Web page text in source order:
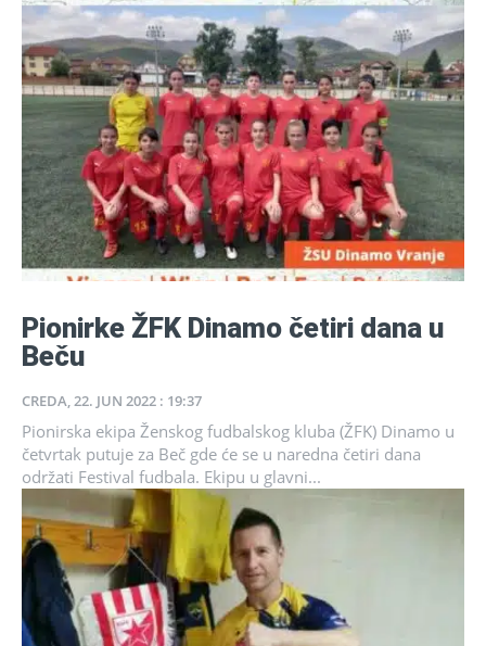
Pionirke ŽFK Dinamo četiri dana u
Beču
CREDA, 22. JUN 2022 : 19:37
Pionirska ekipa Ženskog fudbalskog kluba (ŽFK) Dinamo u
četvrtak putuje za Beč gde će se u naredna četiri dana
održati Festival fudbala. Ekipu u glavni...